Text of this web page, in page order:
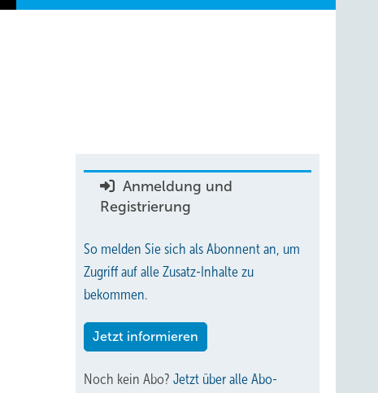
Anmeldung und
Registrierung
So melden Sie sich als Abonnent an, um
Zugriff auf alle Zusatz-Inhalte zu
bekommen.
Jetzt informieren
Noch kein Abo? Jetzt über alle Abo-